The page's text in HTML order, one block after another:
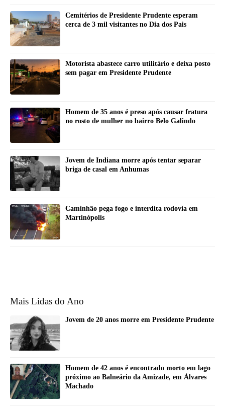
Cemitérios de Presidente Prudente esperam
cerca de 3 mil visitantes no Dia dos Pais
Motorista abastece carro utilitário e deixa posto
sem pagar em Presidente Prudente
Homem de 35 anos é preso após causar fratura
no rosto de mulher no bairro Belo Galindo
Jovem de Indiana morre após tentar separar
briga de casal em Anhumas
Caminhão pega fogo e interdita rodovia em
Martinópolis
Mais Lidas do Ano
Jovem de 20 anos morre em Presidente Prudente
Homem de 42 anos é encontrado morto em lago
próximo ao Balneário da Amizade, em Álvares
Machado